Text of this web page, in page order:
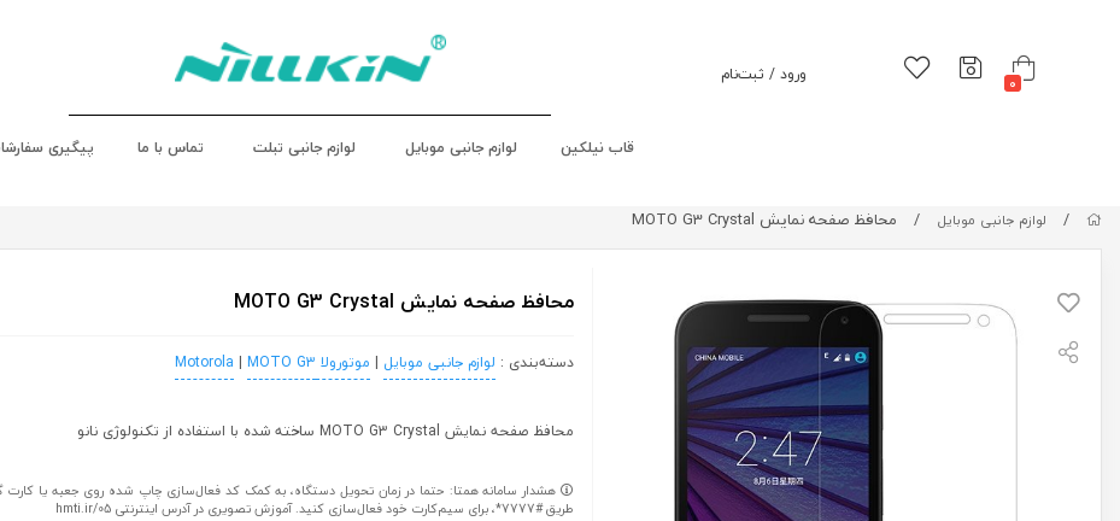
0 ورود / ثبت‌نام
قاب نیلکین لوازم جانبی موبایل لوازم جانبی تبلت تماس با ما پیگیری
/ لوازم جانبی موبایل / محافظ صفحه نمایش MOTO G3 Crystal
محافظ صفحه نمایش MOTO G3 Crystal
دسته‌بندی : لوازم جانبی موبایل | موتورولا Motorola | MOTO G3
محافظ صفحه نمایش MOTO G3 Crystal ساخته شده با استفاده از تکنولوژی نانو
هشدار سامانه همتا: حتما در زمان تحویل دستگاه، به کمک کد فعال‌سازی چاپ شده روی جعبه یا کارت
طریق #7777*، برای سیم‌کارت خود فعال‌سازی کنید. آموزش تصویری در آدرس اینترنتی hmti.ir/05